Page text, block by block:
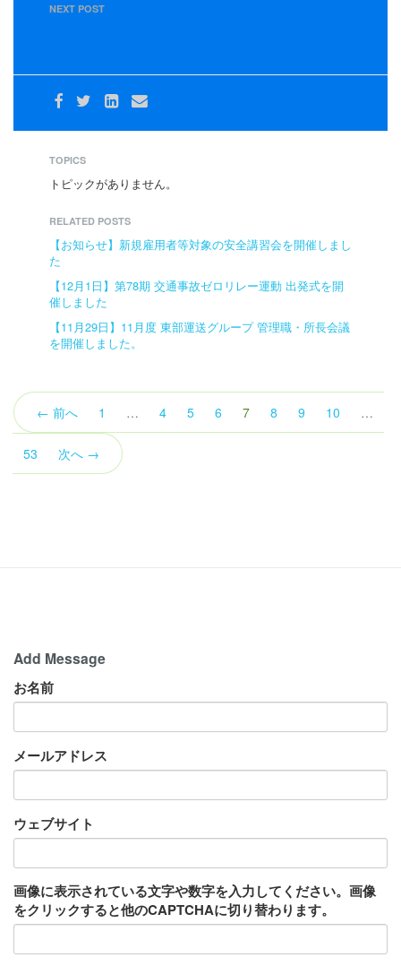
NEXT POST
TOPICS
トピックがありません。
RELATED POSTS
【お知らせ】新規雇用者等対象の安全講習会を開催しまし
た
【12月1日】第78期 交通事故ゼロリレー運動 出発式を開
催しました
【11月29日】11月度 東部運送グループ 管理職・所長会議
を開催しました。
← 前へ 1 … 4 5 6 7（こ
の
8 9 10 …
53 次へ →
Add Message
お名前
メールアドレス
ウェブサイト
画像に表示されている文字や数字を入力してください。画像
をクリックすると他のCAPTCHAに切り替わります。